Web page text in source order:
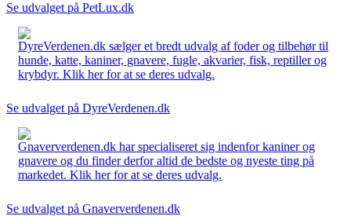
Se udvalget på PetLux.dk
DyreVerdenen.dk sælger et bredt udvalg af foder og tilbehør til
hunde, katte, kaniner, gnavere, fugle, akvarier, fisk, reptiller og
krybdyr. Klik her for at se deres udvalg.
Se udvalget på DyreVerdenen.dk
Gnaververdenen.dk har specialiseret sig indenfor kaniner og
gnavere og du finder derfor altid de bedste og nyeste ting på
markedet. Klik her for at se deres udvalg.
Se udvalget på Gnaververdenen.dk